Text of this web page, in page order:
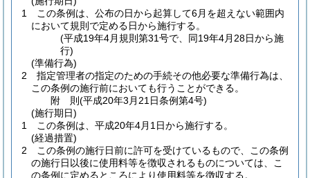
1
この条例は、公布の日から起算して6月を超えない範囲内
において規則で定める日から施行する。
(平成19年4月規則第31号で、同19年4月28日から施
行)
(準備行為)
2
指定管理者の指定のための手続その他必要な準備行為は、
この条例の施行前においても行うことができる。
附 則(平成20年3月21日条例第4号)
(施行期日)
1
この条例は、平成20年4月1日から施行する。
(経過措置)
2
この条例の施行日前に許可を受けているもので、この条例
の施行日以後に使用料等を徴収されるものについては、こ
の条例に定めるところにより使用料等を徴収する。